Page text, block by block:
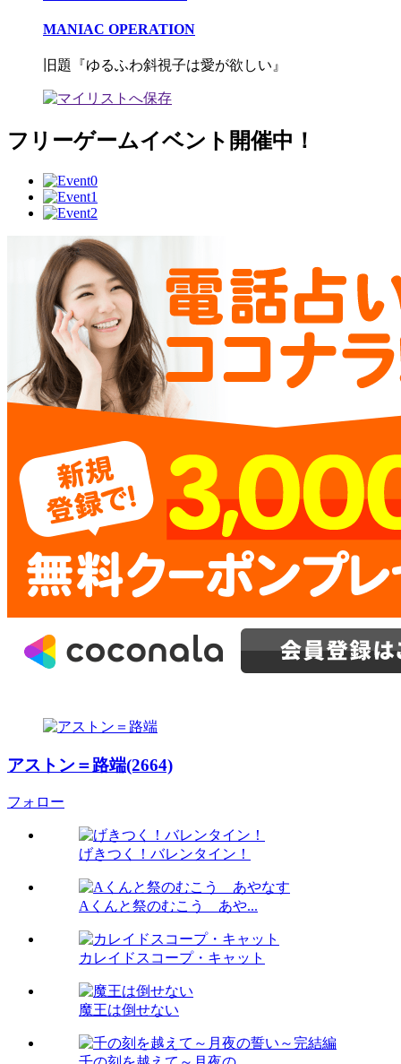
MANIAC OPERATION
旧題『ゆるふわ斜視子は愛が欲しい』
フリーゲームイベント開催中！
アストン＝路端(2664)
フォロー
げきつく！バレンタイン！
Aくんと祭のむこう あや...
カレイドスコープ・キャット
魔王は倒せない